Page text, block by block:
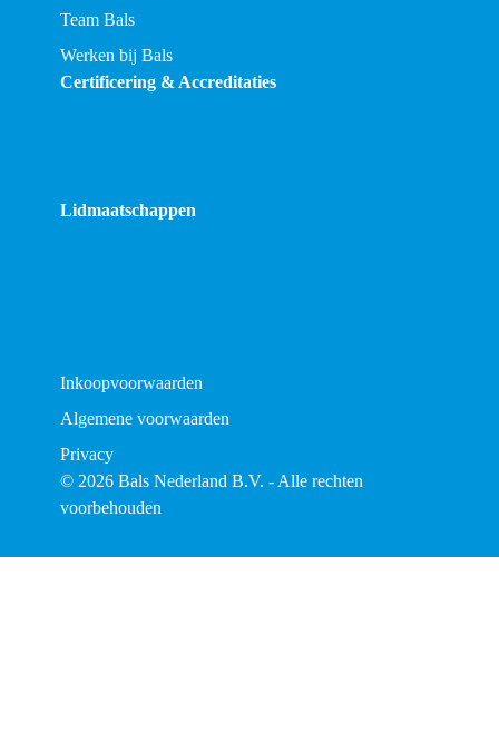
Team Bals
Werken bij Bals
Certificering & Accreditaties
Lidmaatschappen
Inkoopvoorwaarden
Algemene voorwaarden
Privacy
© 2026 Bals Nederland B.V. - Alle rechten
voorbehouden